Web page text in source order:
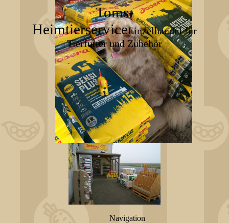
Toms-
HeimtierserviceEinzelhandel für
Tierfutter und Zubehör
Navigation